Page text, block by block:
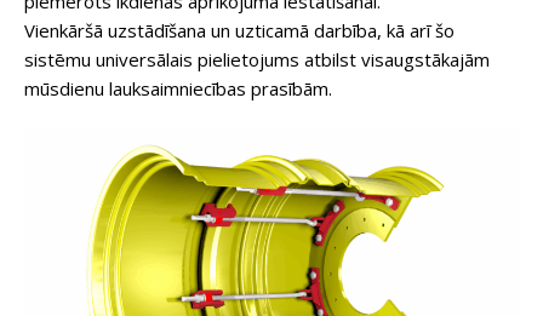
Vienkāršā uzstādīšana un uzticamā darbība, kā arī šo
sistēmu universālais pielietojums atbilst visaugstākajām
mūsdienu lauksaimniecības prasībām.